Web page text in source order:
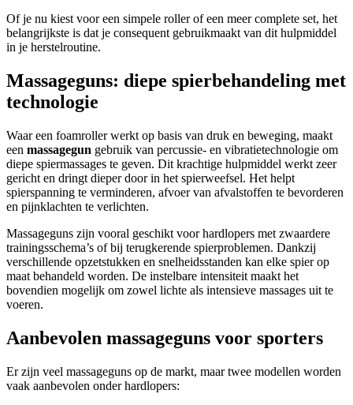
Of je nu kiest voor een simpele roller of een meer complete set, het
belangrijkste is dat je consequent gebruikmaakt van dit hulpmiddel
in je herstelroutine.
Massageguns: diepe spierbehandeling met
technologie
Waar een foamroller werkt op basis van druk en beweging, maakt
een massagegun gebruik van percussie- en vibratietechnologie om
diepe spiermassages te geven. Dit krachtige hulpmiddel werkt zeer
gericht en dringt dieper door in het spierweefsel. Het helpt
spierspanning te verminderen, afvoer van afvalstoffen te bevorderen
en pijnklachten te verlichten.
Massageguns zijn vooral geschikt voor hardlopers met zwaardere
trainingsschema’s of bij terugkerende spierproblemen. Dankzij
verschillende opzetstukken en snelheidsstanden kan elke spier op
maat behandeld worden. De instelbare intensiteit maakt het
bovendien mogelijk om zowel lichte als intensieve massages uit te
voeren.
Aanbevolen massageguns voor sporters
Er zijn veel massageguns op de markt, maar twee modellen worden
vaak aanbevolen onder hardlopers: